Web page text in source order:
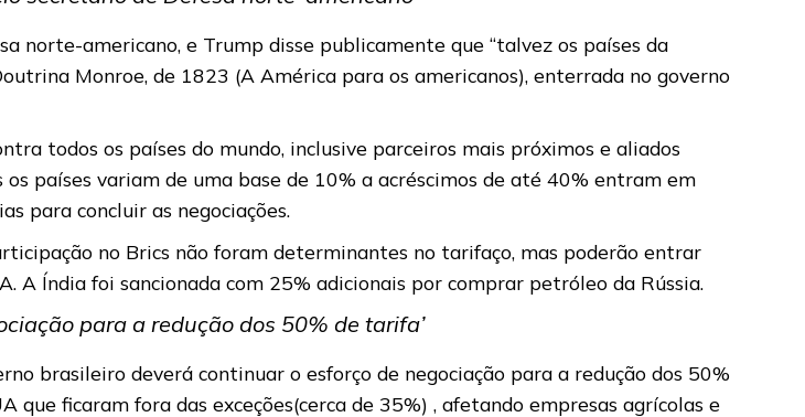
norte-americano, e Trump disse publicamente que “talvez os países da
Monroe, de 1823 (A América para os americanos), enterrada no governo
todos os países do mundo, inclusive parceiros mais próximos e aliados
países variam de uma base de 10% a acréscimos de até 40% entram em
para concluir as negociações.
no Brics não foram determinantes no tarifaço, mas poderão entrar
A Índia foi sancionada com 25% adicionais por comprar petróleo da Rússia.
para a redução dos 50% de tarifa’
brasileiro deverá continuar o esforço de negociação para a redução dos 50%
ficaram fora das exceções(cerca de 35%) , afetando empresas agrícolas e